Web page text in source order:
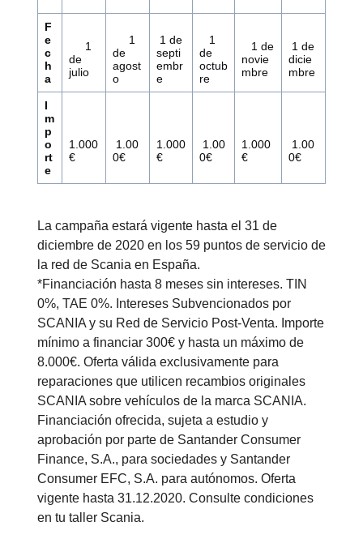
F
e
c
h
a
1
de
julio
1
de
agost
o
1 de
septi
embr
e
1
de
octub
re
1 de
novie
mbre
1 de
dicie
mbre
I
m
p
o
rt
e
1.000
€
1.00
0€
1.000
€
1.00
0€
1.000
€
1.00
0€
La campaña estará vigente hasta el 31 de
diciembre de 2020 en los 59 puntos de servicio de
la red de Scania en España.
*Financiación hasta 8 meses sin intereses. TIN
0%, TAE 0%. Intereses Subvencionados por
SCANIA y su Red de Servicio Post-Venta. Importe
mínimo a financiar 300€ y hasta un máximo de
8.000€. Oferta válida exclusivamente para
reparaciones que utilicen recambios originales
SCANIA sobre vehículos de la marca SCANIA.
Financiación ofrecida, sujeta a estudio y
aprobación por parte de Santander Consumer
Finance, S.A., para sociedades y Santander
Consumer EFC, S.A. para autónomos. Oferta
vigente hasta 31.12.2020. Consulte condiciones
en tu taller Scania.